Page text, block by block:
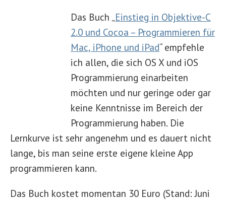
Das Buch „Einstieg in Objektive-C
2.0 und Cocoa – Programmieren für
Mac, iPhone und iPad“ empfehle
ich allen, die sich OS X und iOS
Programmierung einarbeiten
möchten und nur geringe oder gar
keine Kenntnisse im Bereich der
Programmierung haben. Die
Lernkurve ist sehr angenehm und es dauert nicht
lange, bis man seine erste eigene kleine App
programmieren kann.
Das Buch kostet momentan 30 Euro (Stand: Juni